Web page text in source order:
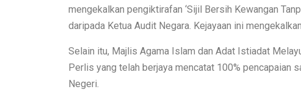
mengekalkan pengiktirafan ‘Sijil Bersih Kewangan
daripada Ketua Audit Negara. Kejayaan ini
Selain itu, Majlis Agama Islam dan Adat Istiadat
Perlis yang telah berjaya mencatat 100% pencapaian
Negeri.